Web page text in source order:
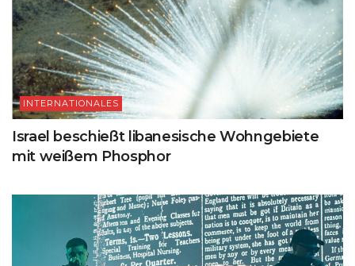
INTERNATIONALES
Israel beschießt libanesische Wohngebiete
mit weißem Phosphor